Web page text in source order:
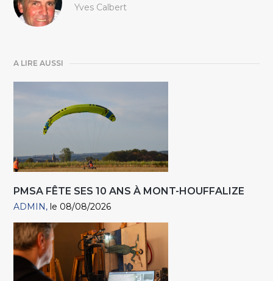
Yves Calbert
A LIRE AUSSI
PMSA FÊTE SES 10 ANS À MONT-HOUFFALIZE
ADMIN le 08/08/2026